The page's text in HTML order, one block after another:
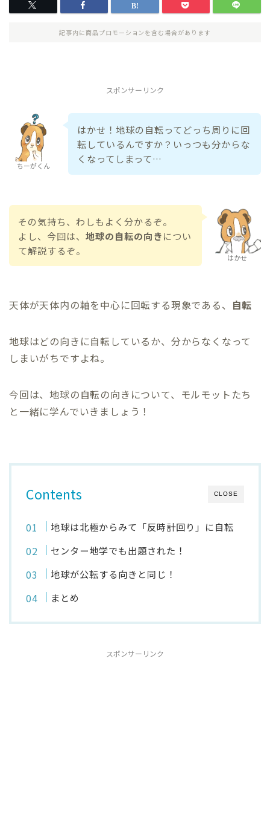
記事内に商品プロモーションを含む場合があります
スポンサーリンク
ちーがくん
はかせ！地球の自転ってどっち周りに回
転しているんですか？いっつも分からな
くなってしまって…
はかせ
その気持ち、わしもよく分かるぞ。
よし、今回は、 地球の自転の向きについ
て解説するぞ。
天体が天体内の軸を中心に回転する現象である、 自転
地球はどの向きに自転しているか、分からなくなって
しまいがちですよね。
今回は、地球の自転の向きについて、モルモットたち
と一緒に学んでいきましょう！
CLOSE
Contents
地球は北極からみて「反時計回り」に自転
センター地学でも出題された！
地球が公転する向きと同じ！
まとめ
スポンサーリンク